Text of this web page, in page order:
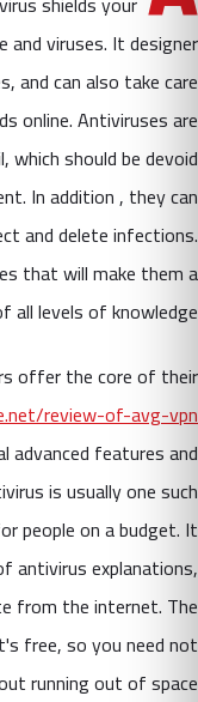
viruses. It designer
and can also take care
online. Antiviruses are
should be devoid
In addition , they can
and delete infections.
that will make them a
all levels of knowledge.
offer the core of their
review-of-avg-vpn
features and
is usually one such
people on a budget. It
antivirus explanations,
from the internet. The
free, so you need not
running out of space.